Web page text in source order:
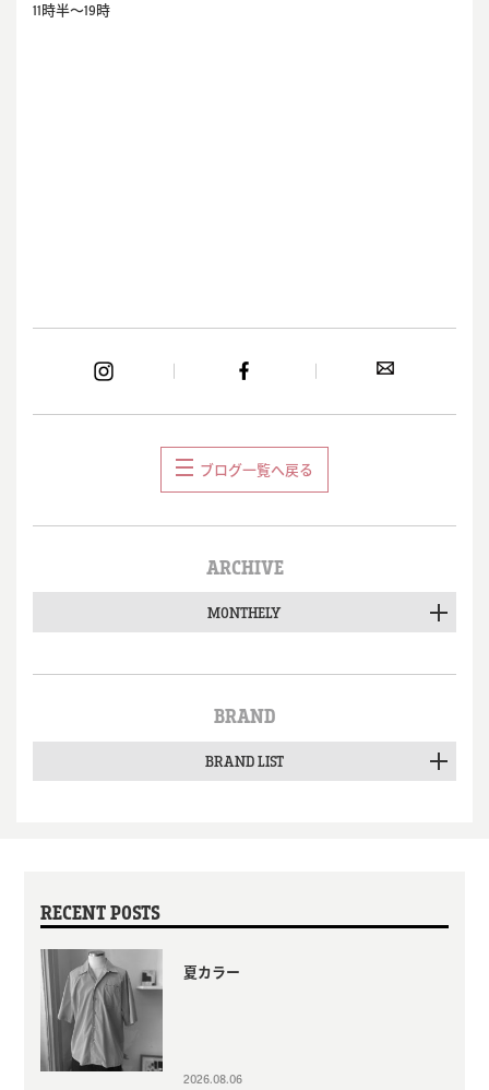
11時半～19時
ブログ一覧へ戻る
ARCHIVE
MONTHELY
BRAND
BRAND LIST
RECENT POSTS
夏カラー
2026.08.06